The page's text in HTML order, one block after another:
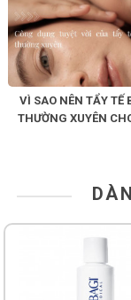
VÌ SAO NÊN TẨY TẾ
THƯỜNG XUYÊN